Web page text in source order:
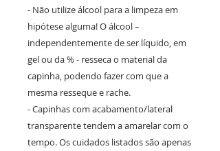
- Não utilize álcool para a limpeza em
hipótese alguma! O álcool –
independentemente de ser líquido, em
gel ou da % - resseca o material da
capinha, podendo fazer com que a
mesma resseque e rache.
- Capinhas com acabamento/lateral
transparente tendem a amarelar com o
tempo. Os cuidados listados são apenas